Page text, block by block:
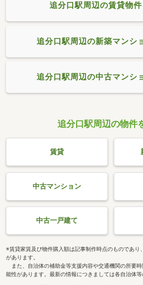
追分口駅周辺の賃貸物
追分口駅周辺の新築マンシ
追分口駅周辺の中古マンシ
追分口駅周辺の物件
賃貸
中古マンション
中古一戸建て
※賃貸家賃及び物件購入額は記事制作時点のものであり
があります。
また、自治体の補助金等支援内容や交通機関の所要
能性があります。最新の情報につきましては各自治体等